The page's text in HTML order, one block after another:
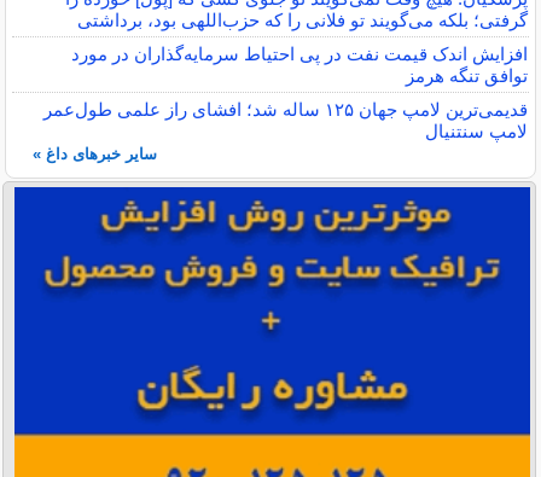
گرفتی؛ بلکه می‌گویند تو فلانی را که حزب‌اللهی بود، برداشتی
افزایش اندک قیمت نفت در پی احتیاط سرمایه‌گذاران در مورد
توافق تنگه هرمز
قدیمی‌ترین لامپ جهان ۱۲۵ ساله شد؛ افشای راز علمی طول‌عمر
لامپ سنتنیال
سایر خبرهای داغ »